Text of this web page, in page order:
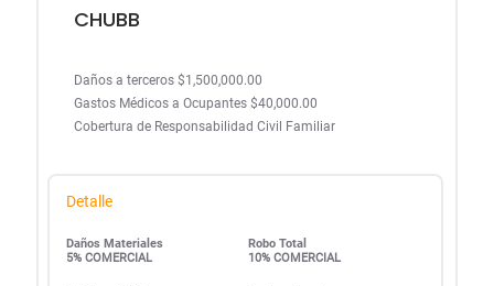
CHUBB
Daños a terceros $1,500,000.00
Gastos Médicos a Ocupantes $40,000.00
Cobertura de Responsabilidad Civil Familiar
Detalle
Daños Materiales
5% COMERCIAL
Robo Total
10% COMERCIAL